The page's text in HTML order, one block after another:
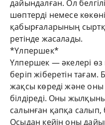
дайындалған. Ол
шөптерді немесе
қабырғаларының
ретінде жасалады.
*Үлпершек*
Үлпершек — әкелері
беріп жіберетін
жақсы көреді және оны
білдіреді. Оны
салынған қапқа салып,
Осыдан кейін оны